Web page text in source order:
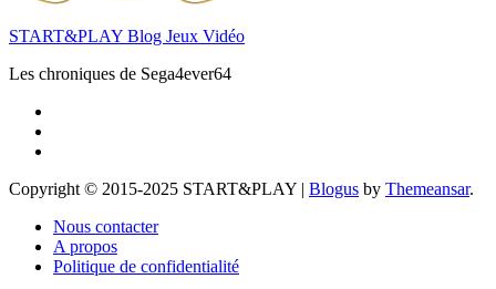
START&PLAY Blog Jeux Vidéo
Les chroniques de Sega4ever64
Copyright © 2015-2025 START&PLAY | Blogus by Themeansar.
Nous contacter
A propos
Politique de confidentialité